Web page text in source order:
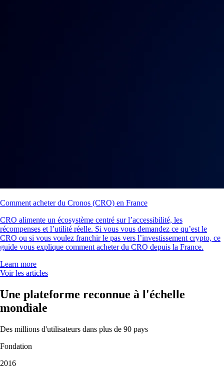
Comment acheter du Cronos (CRO) en France
CRO alimente un écosystème centré sur l’accessibilité, les
récompenses et l’utilité réelle. Si vous vous demandez ce qu’est le
CRO ou si vous voulez franchir le pas vers l’investissement crypto, ce
guide vous explique comment acheter du CRO depuis la France.
Learn more
Voir les articles
Une plateforme reconnue à l'échelle
mondiale
Des millions d'utilisateurs dans plus de 90 pays
Fondation
2016